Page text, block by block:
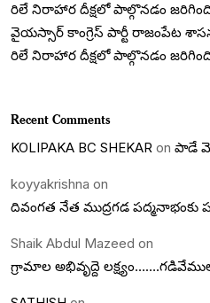
రిలే నిరాహార దీక్షలో పాల్గొనడం
వైయస్సార్ కాంగ్రెస్ పార్టీ రాజంపేట
రిలే నిరాహార దీక్షలో పాల్గొనడం
Recent Comments
KOLIPAKA BC SHEKAR on పాడే
koyyakrishna on
దివంగత నేత ముద్రగడ పద్మనాభంకు
Shaik Abdul Mazeed on
గ్రామాల అభివృద్దె